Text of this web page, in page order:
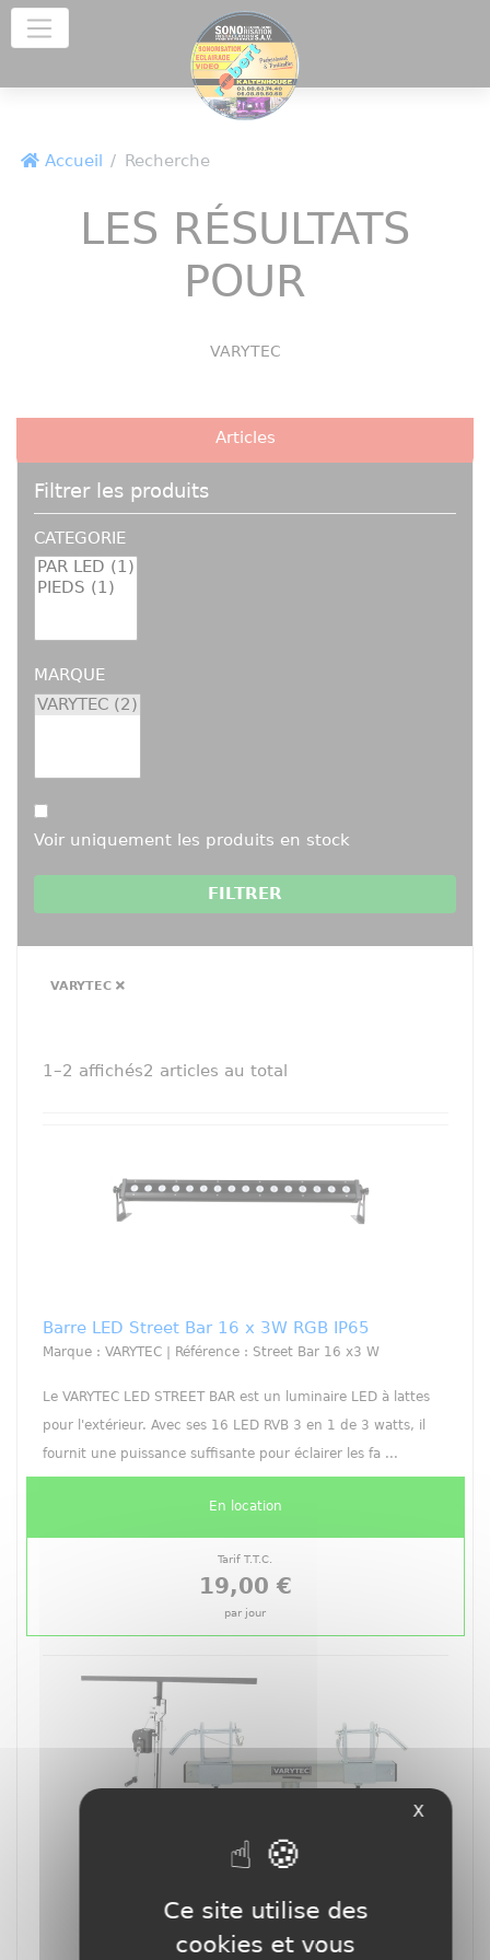
Accueil Recherche
LES RÉSULTATS
POUR
VARYTEC
Articles
Filtrer les produits
CATEGORIE
MARQUE
Voir uniquement les produits en stock
FILTRER
VARYTEC
1–2 affichés2 articles au total
Barre LED Street Bar 16 x 3W RGB IP65
Marque : VARYTEC | Référence : Street Bar 16 x3 W
Le VARYTEC LED STREET BAR est un luminaire LED à lattes
pour l'extérieur. Avec ses 16 LED RVB 3 en 1 de 3 watts, il
fournit une puissance suffisante pour éclairer les fa ...
En location
Tarif T.T.C.
19,00 €
par jour
Panneau de gestion des cookies
X
Ce site utilise des
cookies et vous